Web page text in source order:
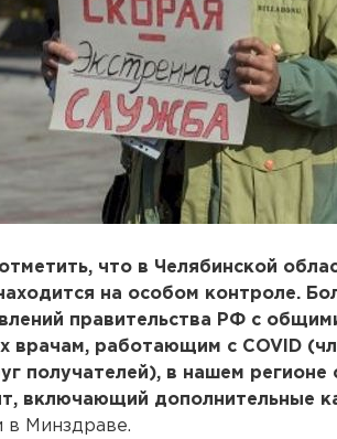
что в Челябинской
на особом контроле.
правительства РФ с
врачам, работающим с COVID
получателей), в нашем регионе
включающий дополнительные
в Минздраве.